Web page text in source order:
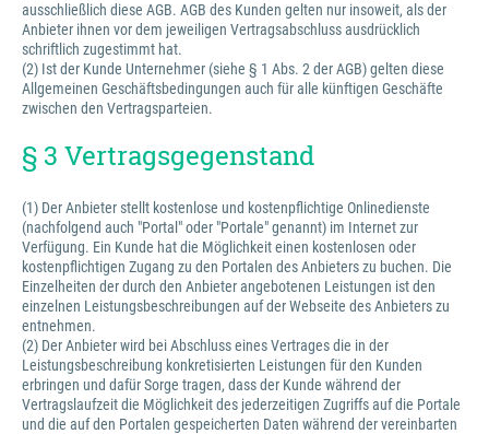
ausschließlich diese AGB. AGB des Kunden gelten nur insoweit, als der
Anbieter ihnen vor dem jeweiligen Vertragsabschluss ausdrücklich
schriftlich zugestimmt hat.
(2) Ist der Kunde Unternehmer (siehe § 1 Abs. 2 der AGB) gelten diese
Allgemeinen Geschäftsbedingungen auch für alle künftigen Geschäfte
zwischen den Vertragsparteien.
§ 3 Vertragsgegenstand
(1) Der Anbieter stellt kostenlose und kostenpflichtige Onlinedienste
(nachfolgend auch "Portal" oder "Portale" genannt) im Internet zur
Verfügung. Ein Kunde hat die Möglichkeit einen kostenlosen oder
kostenpflichtigen Zugang zu den Portalen des Anbieters zu buchen. Die
Einzelheiten der durch den Anbieter angebotenen Leistungen ist den
einzelnen Leistungsbeschreibungen auf der Webseite des Anbieters zu
entnehmen.
(2) Der Anbieter wird bei Abschluss eines Vertrages die in der
Leistungsbeschreibung konkretisierten Leistungen für den Kunden
erbringen und dafür Sorge tragen, dass der Kunde während der
Vertragslaufzeit die Möglichkeit des jederzeitigen Zugriffs auf die Portale
und die auf den Portalen gespeicherten Daten während der vereinbarten